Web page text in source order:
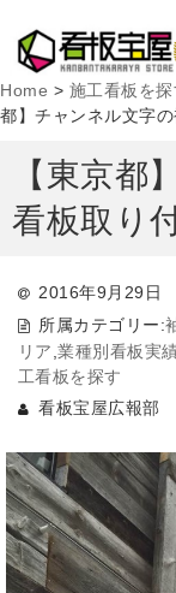
Home > 施工看板を探
都】チャンネル文字
【東京都
看板取り
2016年9月29日
所属カテゴリー:
リア ,業種別看板実
工看板を探す
看板宝屋広報部